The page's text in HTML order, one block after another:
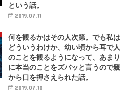
という話。
2019.07.11
何を観るかはその人次第。でも私は
どういうわけか、幼い頃から耳で人
のことを観るようになって、あまり
に本当のことをズバッと言うので親
から口を押さえられた話。
2019.07.10